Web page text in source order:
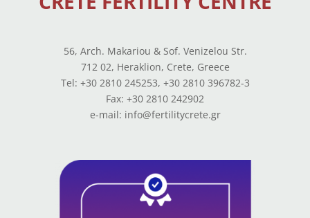
56, Arch. Makariou & Sof. Venizelou Str.
712 02, Heraklion, Crete, Greece
Tel: +30 2810 245253, +30 2810 396782-3
Fax: +30 2810 242902
e-mail: info@fertilitycrete.gr